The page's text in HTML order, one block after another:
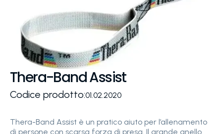
Thera-Band Assist
Codice prodotto:01.02.2020
Thera-Band Assist è un pratico aiuto per l’allenamento
di persone con scarsa forza di presa. Il grande anello